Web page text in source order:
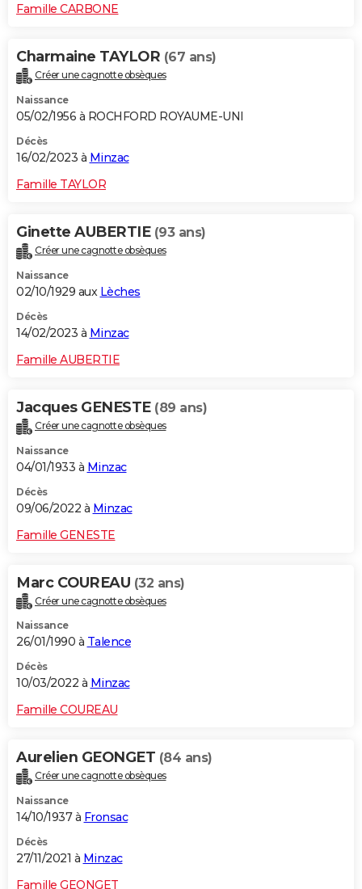
Famille CARBONE
Charmaine TAYLOR (67 ans)
Créer une cagnotte obsèques
Naissance
05/02/1956 à ROCHFORD ROYAUME-UNI
Décès
16/02/2023 à Minzac
Famille TAYLOR
Ginette AUBERTIE (93 ans)
Créer une cagnotte obsèques
Naissance
02/10/1929 aux Lèches
Décès
14/02/2023 à Minzac
Famille AUBERTIE
Jacques GENESTE (89 ans)
Créer une cagnotte obsèques
Naissance
04/01/1933 à Minzac
Décès
09/06/2022 à Minzac
Famille GENESTE
Marc COUREAU (32 ans)
Créer une cagnotte obsèques
Naissance
26/01/1990 à Talence
Décès
10/03/2022 à Minzac
Famille COUREAU
Aurelien GEONGET (84 ans)
Créer une cagnotte obsèques
Naissance
14/10/1937 à Fronsac
Décès
27/11/2021 à Minzac
Famille GEONGET